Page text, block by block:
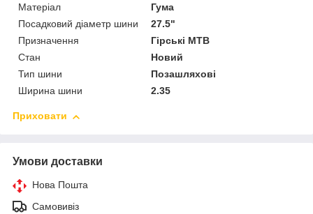
Матеріал
Гума
Посадковий діаметр шини
27.5"
Призначення
Гірські MTB
Стан
Новий
Тип шини
Позашляхові
Ширина шини
2.35
Приховати
Умови доставки
Нова Пошта
Самовивіз